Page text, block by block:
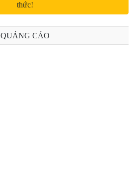
thức!
QUẢNG CÁO